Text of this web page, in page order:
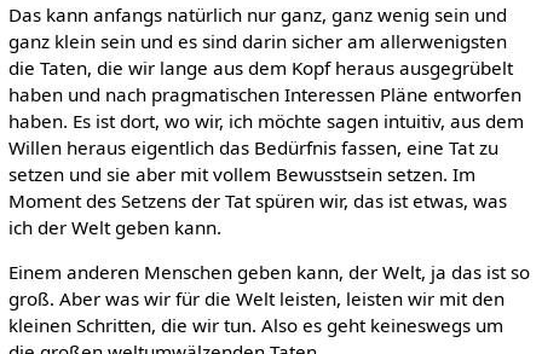
Das kann anfangs natürlich nur ganz, ganz wenig sein und
ganz klein sein und es sind darin sicher am allerwenigsten
die Taten, die wir lange aus dem Kopf heraus ausgegrübelt
haben und nach pragmatischen Interessen Pläne entworfen
haben. Es ist dort, wo wir, ich möchte sagen intuitiv, aus dem
Willen heraus eigentlich das Bedürfnis fassen, eine Tat zu
setzen und sie aber mit vollem Bewusstsein setzen. Im
Moment des Setzens der Tat spüren wir, das ist etwas, was
ich der Welt geben kann.
Einem anderen Menschen geben kann, der Welt, ja das ist so
groß. Aber was wir für die Welt leisten, leisten wir mit den
kleinen Schritten, die wir tun. Also es geht keineswegs um